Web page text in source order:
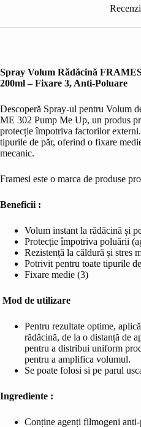
Spray Volum Rădăcină
200ml – Fixare 3, Anti-Poluare
Descoperă Spray-ul pentru Volum
ME 302 Pump Me Up, un produs
protecție împotriva factorilor
tipurile de păr, oferind o fixare
mecanic.
Framesi este o marca de produse
Beneficii :
Volum instant la rădăcină și
Protecție împotriva poluării
Rezistență la căldură și stres
Potrivit pentru toate tipurile
Fixare medie (3)
Mod de utilizare
Pentru rezultate optime,
rădăcină, de la o distanță de
pentru a distribui uniform
pentru a amplifica volumul.
Se poate folosi si pe parul
Ingrediente :
Conține agenți filmogeni